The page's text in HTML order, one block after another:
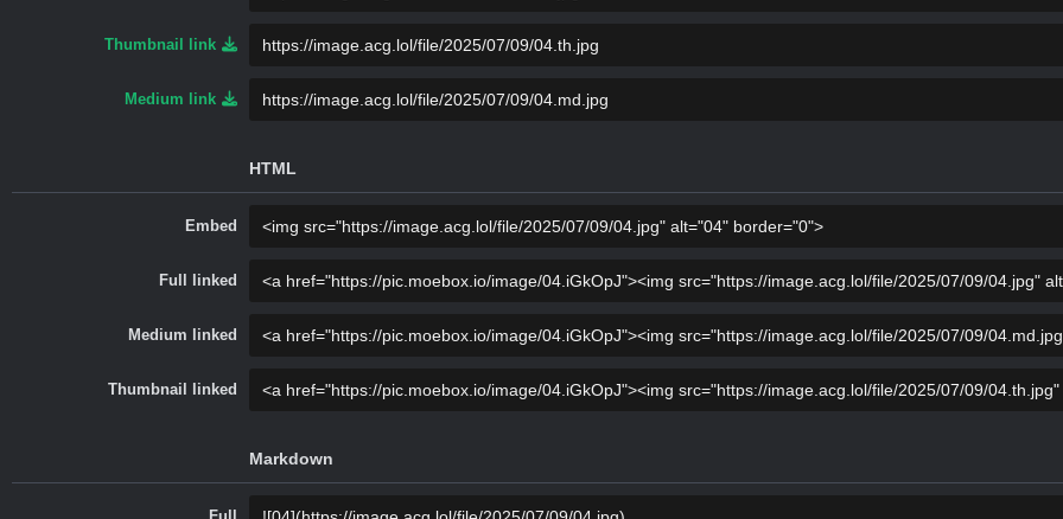
Thumbnail link
Medium link
HTML
Embed
Full linked
Medium linked
Thumbnail linked
Markdown